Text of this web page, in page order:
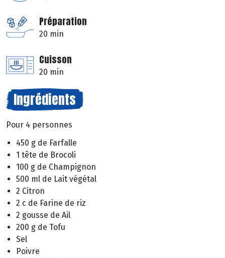
Préparation
20 min
Cuisson
20 min
Ingrédients
Pour 4 personnes
450 g de Farfalle
1 tête de Brocoli
100 g de Champignon
500 ml de Lait végétal
2 Citron
2 c de Farine de riz
2 gousse de Ail
200 g de Tofu
Sel
Poivre